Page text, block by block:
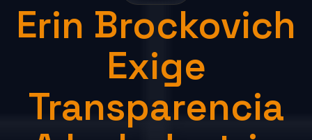
Erin Brockovich
Exige
Transparencia